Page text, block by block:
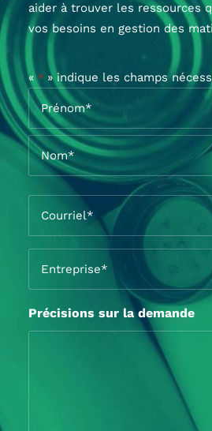
aider à trouver les ressources
vos besoins en gestion des
«* » indique les champs
Nom
*
Prénom*
Précisions sur la demande